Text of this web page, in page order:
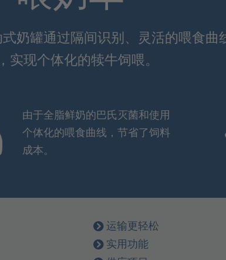
奶罐通过隔间识别、灵活的喂食曲
实现个体化的犊牛饲喂。
由于全脂鲜奶的巴氏灭菌和使用
个体化的喂食曲线，节省了饲料
成本。
运输更轻松
实用功能